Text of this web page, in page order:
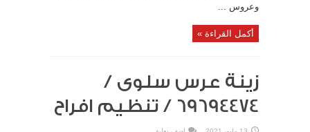
وعروس ...
أكمل القراءة »
زينة عرس سلوى /
69694474 / تنظيم افراح